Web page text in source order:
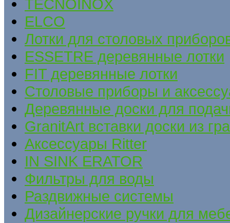
TECNOINOX
ELCO
Лотки для столовых
ESSETRE деревянные лотки
FIT деревянные лотки
Столовые приборы и
Деревянные доски для
GranitArt вставки доски из
Аксессуары Ritter
IN SINK ERATOR
Фильтры для воды
Раздвижные системы
Дизайнерские ручки для